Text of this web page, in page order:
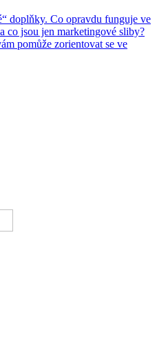
doplňky. Co opravdu funguje ve
co jsou jen marketingové sliby?
pomůže zorientovat se ve